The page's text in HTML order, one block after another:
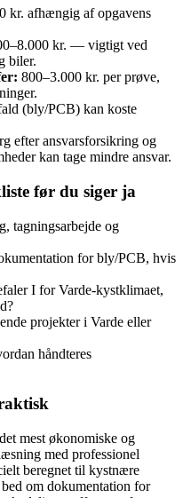
kr. afhængig af opgavens
kr. — vigtigt ved
biler.
800–3.000 kr. per prøve,
(bly/PCB) kan koste
efter ansvarsforsikring og
kan tage mindre ansvar.
før du siger ja
tagningsarbejde og
for bly/PCB, hvis
I for Varde‑kystklimaet,
projekter i Varde eller
håndteres
mest økonomiske og
med professionel
beregnet til kystnære
om dokumentation for